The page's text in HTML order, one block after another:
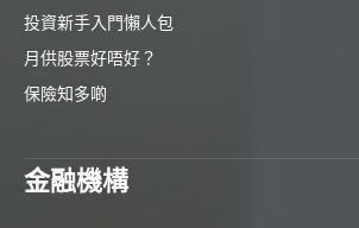
投資新手入門懶人包
月供股票好唔好？
保險知多啲
金融機構